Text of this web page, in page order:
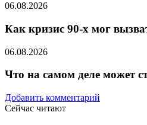
06.08.2026
Как кризис 90-х мог
06.08.2026
Что на самом деле может
Добавить комментарий
Сейчас читают